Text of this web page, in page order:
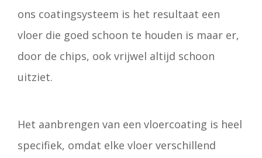
ons coatingsysteem is het resultaat een
vloer die goed schoon te houden is maar er,
door de chips, ook vrijwel altijd schoon
uitziet.
Het aanbrengen van een vloercoating is heel
specifiek, omdat elke vloer verschillend